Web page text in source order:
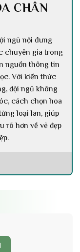
CHÂN
ngũ nội dung
chuyên gia trong
nguồn thông tin
Với kiến thức
đội ngũ không
cách chọn hoa
loại lan, giúp
rõ hơn về vẻ đẹp